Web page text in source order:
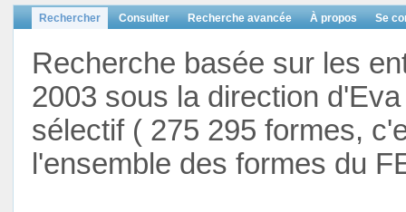
Rechercher Consulter Recherche avancée À propos Se
Recherche basée sur les
2003 sous la direction
sélectif ( 275 295 formes,
l'ensemble des formes du